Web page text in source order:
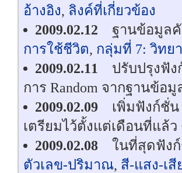
อ้างอิง, ลิงค์ที่เกี่ยวข้อง
2009.02.12 ฐานข้อมูลคั
การใช้ชีวิต, กลุ่มที่ 7: วิทย
2009.02.11 ปรับปรุงฟัง
การ Random จากฐานข้
2009.02.09 เพิ่มฟังก์ชั่น
เตรียมไว้ตั้งแต่เดือนที่แล้ว
2009.02.08 ในที่สุดฟัง
ตัวเลข-ปริมาณ, สี-แสง-เสี